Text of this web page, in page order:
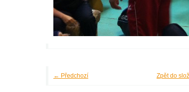
← Předchozí Zpět do